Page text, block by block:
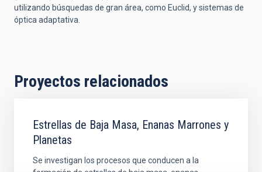
utilizando búsquedas de gran área, como Euclid, y sistemas de
óptica adaptativa.
Proyectos relacionados
Estrellas de Baja Masa, Enanas Marrones y
Planetas
Se investigan los procesos que conducen a la